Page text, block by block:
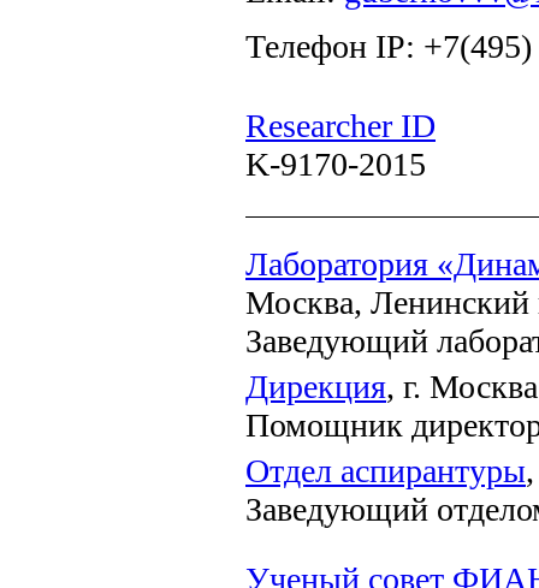
Телефон IP:
Researcher ID
K-9170-2015
Лаборатория
Москва, Ленинский
Заведующий
Дирекция, г. Москва
Помощник
Отдел аспирантуры
Заведующий
Ученый совет